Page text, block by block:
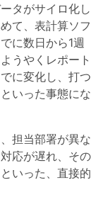
タがサイロ化し
て、表計算ソフ
に数日から1週
うやくレポート
に変化し、打つ
いった事態にな
担当部署が異な
応が遅れ、その
いった、直接的